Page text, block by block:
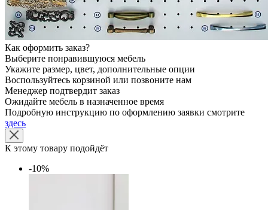
Как оформить заказ?
Выберите понравившуюся мебель
Укажите размер, цвет, дополнительные опции
Воспользуйтесь корзиной или позвоните нам
Менеджер подтвердит заказ
Ожидайте мебель в назначенное время
Подробную инструкцию по оформлению заявки смотрите
здесь
К этому товару подойдёт
-10%